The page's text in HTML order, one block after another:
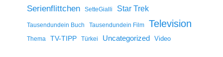
Serienflittchen SetteGialli Star Trek
Tausendundein Buch Tausendundein Film Television
Thema TV-TIPP Türkei Uncategorized Video